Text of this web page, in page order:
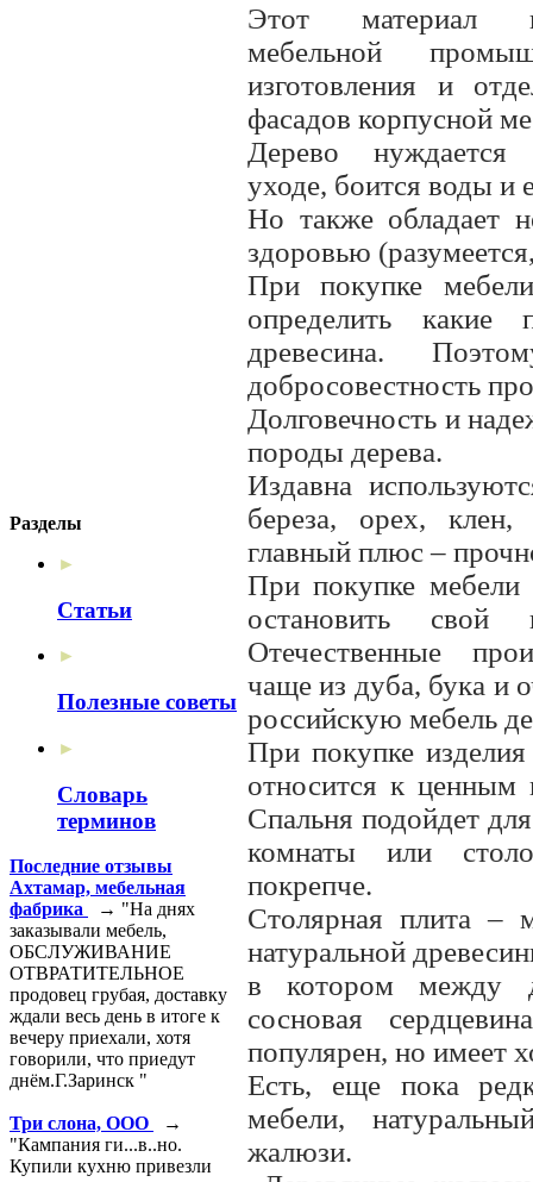
Разделы
►
Статьи
►
Полезные советы
►
Словарь
терминов
Последние отзывы
Ахтамар, мебельная
фабрика
→ "На днях
заказывали мебель,
ОБСЛУЖИВАНИЕ
ОТВРАТИТЕЛЬНОЕ
продовец грубая, доставку
ждали весь день в итоге к
вечеру приехали, хотя
говорили, что приедут
днём.Г.Заринск "
Три слона, ООО
→
"Кампания ги...в..но.
Купили кухню привезли
Этот материал
мебельной
изготовления и
фасадов корпусной
Дерево
уходе, боится воды и
Но также обладает
здоровью
При покупке
определить какие
древесина.
добросовестность
Долговечность и
породы дерева.
Издавна
береза, орех,
главный плюс –
При покупке
остановить
Отечественные
чаще из дуба, бука и
российскую мебель
При покупке
относится к ценным
Спальня подойдет
комнаты или
покрепче.
Столярная плита –
натуральной
в котором между
сосновая
популярен, но имеет
Есть, еще пока
мебели,
жалюзи.